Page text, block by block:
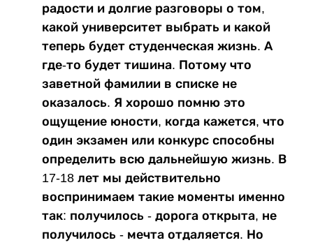
радости и долгие разговоры о том,
какой университет выбрать и какой
теперь будет студенческая жизнь. А
где-то будет тишина. Потому что
заветной фамилии в списке не
оказалось. Я хорошо помню это
ощущение юности, когда кажется, что
один экзамен или конкурс способны
определить всю дальнейшую жизнь. В
17-18 лет мы действительно
воспринимаем такие моменты именно
так: получилось - дорога открыта, не
получилось - мечта отдаляется. Но